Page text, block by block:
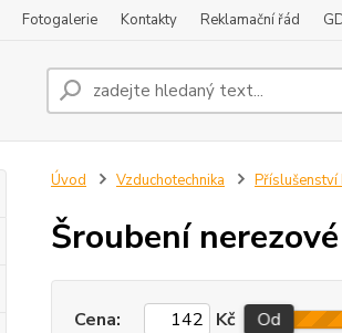
Fotogalerie Kontakty Reklamační řád
Úvod Vzduchotechnika Příslušenství
Šroubení nerezové
Cena: Kč Od